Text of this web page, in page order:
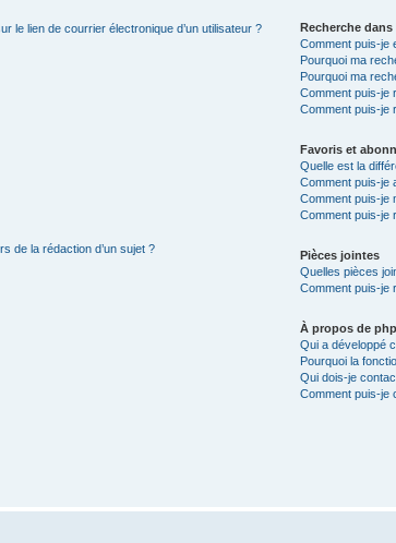
le lien de courrier électronique d’un utilisateur ?
de la rédaction d’un sujet ?
Recherche
Comment puis-je
Pourquoi ma
Pourquoi ma
Comment puis-je
Comment puis-je
Favoris et
Quelle est la
Comment puis-je
Comment puis-je
Comment puis-je
Pièces jointes
Quelles pièces
Comment puis-je
À propos de
Qui a développé
Pourquoi la
Qui dois-je
Comment puis-je